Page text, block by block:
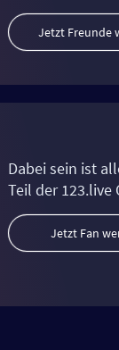
Jetzt Freunde
Dabei sein ist
Teil der 123.live
Jetzt Fan